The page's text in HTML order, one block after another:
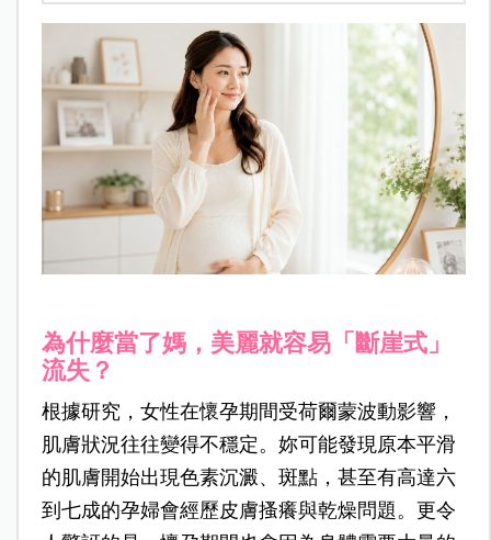
為什麼當了媽，美麗就容易「斷崖式」
流失？
根據研究，女性在懷孕期間受荷爾蒙波動影響，
肌膚狀況往往變得不穩定。妳可能發現原本平滑
的肌膚開始出現色素沉澱、斑點，甚至有高達六
到七成的孕婦會經歷皮膚搔癢與乾燥問題。更令